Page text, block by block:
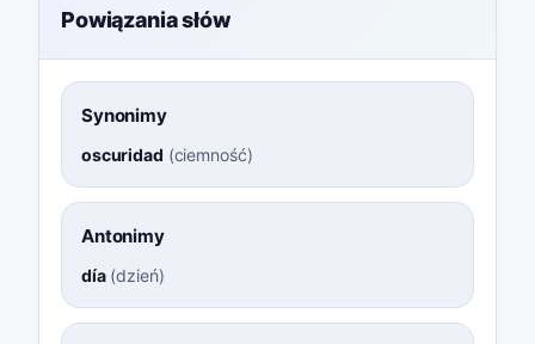
Powiązania słów
Synonimy
oscuridad (ciemność)
Antonimy
día(dzień)